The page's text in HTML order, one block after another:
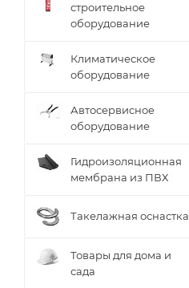
строительное
оборудование
Климатическое
оборудование
Автосервисное
оборудование
Гидроизоляционная
мембрана из ПВХ
Такелажная оснастка
Товары для дома и
сада